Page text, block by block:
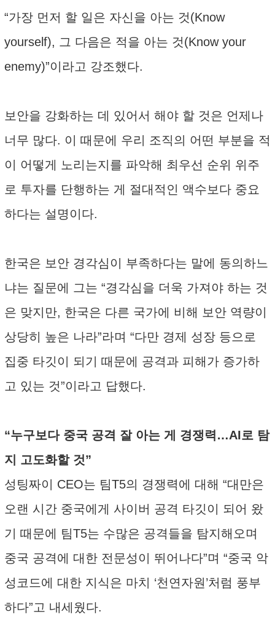
“가장 먼저 할 일은 자신을 아는 것(Know
yourself), 그 다음은 적을 아는 것(Know your
enemy)”이라고 강조했다.
보안을 강화하는 데 있어서 해야 할 것은 언제나
너무 많다. 이 때문에 우리 조직의 어떤 부분을 적
이 어떻게 노리는지를 파악해 최우선 순위 위주
로 투자를 단행하는 게 절대적인 액수보다 중요
하다는 설명이다.
한국은 보안 경각심이 부족하다는 말에 동의하느
냐는 질문에 그는 “경각심을 더욱 가져야 하는 것
은 맞지만, 한국은 다른 국가에 비해 보안 역량이
상당히 높은 나라”라며 “다만 경제 성장 등으로
집중 타깃이 되기 때문에 공격과 피해가 증가하
고 있는 것”이라고 답했다.
“누구보다 중국 공격 잘 아는 게 경쟁력…AI로 탐
지 고도화할 것”
성팅짜이 CEO는 팀T5의 경쟁력에 대해 “대만은
오랜 시간 중국에게 사이버 공격 타깃이 되어 왔
기 때문에 팀T5는 수많은 공격들을 탐지해오며
중국 공격에 대한 전문성이 뛰어나다”며 “중국 악
성코드에 대한 지식은 마치 ‘천연자원’처럼 풍부
하다”고 내세웠다.